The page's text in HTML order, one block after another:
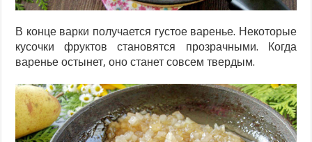
В конце варки получается густое варенье. Некоторые
кусочки фруктов становятся прозрачными. Когда
варенье остынет, оно станет совсем твердым.